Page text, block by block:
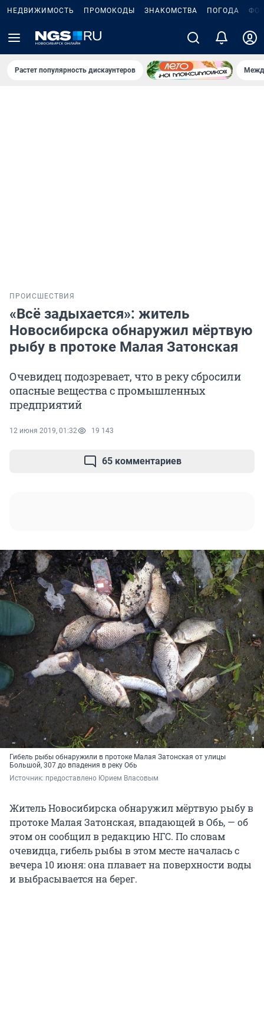
НЕДВИЖИМОСТЬ ПРОМОКОДЫ ЗНАКОМСТВА ПОГОДА
Растет популярность дискаунтеров
ПРОИСШЕСТВИЯ
«Всё задыхается»: житель
Новосибирска обнаружил мёртвую
рыбу в протоке Малая Затонская
Очевидец подозревает, что в реку сбросили
опасные вещества с промышленных
предприятий
12 июня 2019, 01:32 19 143
65 комментариев
Гибель рыбы обнаружили в протоке Малая Затонская от улицы
Большой, 307 до впадения в реку Обь
Источник: предоставлено Юрием Власовым
Житель Новосибирска обнаружил мёртвую рыбу в
протоке Малая Затонская, впадающей в Обь, — об
этом он сообщил в редакцию НГС. По словам
очевидца, гибель рыбы в этом месте началась с
вечера 10 июня: она плавает на поверхности воды
и выбрасывается на берег.